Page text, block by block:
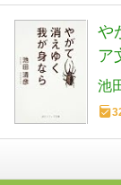
や
ア
池